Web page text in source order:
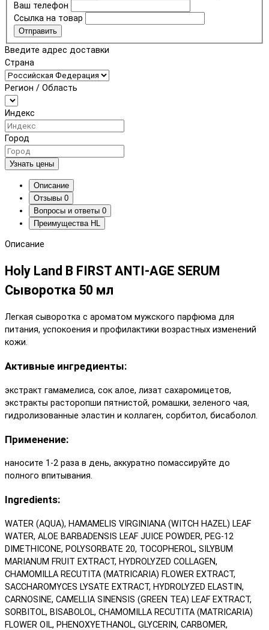
Ваш телефон
Ссылка на товар
Отправить
Введите адрес доставки
Страна
Регион / Область
Индекс
Город
Узнать цены
Описание
Отзывы 0
Вопросы и ответы 0
Преимущества HL
Описание
Holy Land B FIRST ANTI-AGE SERUM
Сыворотка 50 мл
Легкая сыворотка с ароматом мужского парфюма для
питания, успокоения и профилактики возрастных изменений
кожи.
Активные ингредиенты:
экстракт гамамелиса, сок алое, лизат сахаромицетов,
экстракты расторопши пятнистой, ромашки, зеленого чая,
гидролизованные эластин и коллаген, сорбитол, бисаболол.
Применение:
наносите 1-2 раза в день, аккуратно помассируйте до
полного впитывания.
Ingredients:
WATER (AQUA), HAMAMELIS VIRGINIANA (WITCH HAZEL) LEAF
WATER, ALOE BARBADENSIS LEAF JUICE POWDER, PEG-12
DIMETHICONE, POLYSORBATE 20, TOCOPHEROL, SILYBUM
MARIANUM FRUIT EXTRACT, HYDROLYZED COLLAGEN,
CHAMOMILLA RECUTITA (MATRICARIA) FLOWER EXTRACT,
SACCHAROMYCES LYSATE EXTRACT, HYDROLYZED ELASTIN,
CARNOSINE, CAMELLIA SINENSIS (GREEN TEA) LEAF EXTRACT,
SORBITOL, BISABOLOL, CHAMOMILLA RECUTITA (MATRICARIA)
FLOWER OIL, PHENOXYETHANOL, GLYCERIN, CARBOMER,